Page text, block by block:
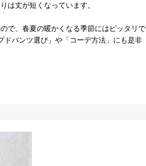
は丈が短くなっています。
で、春夏の暖かくなる季節にはピッタリで
パンツ選び」や「コーデ方法」にも是非